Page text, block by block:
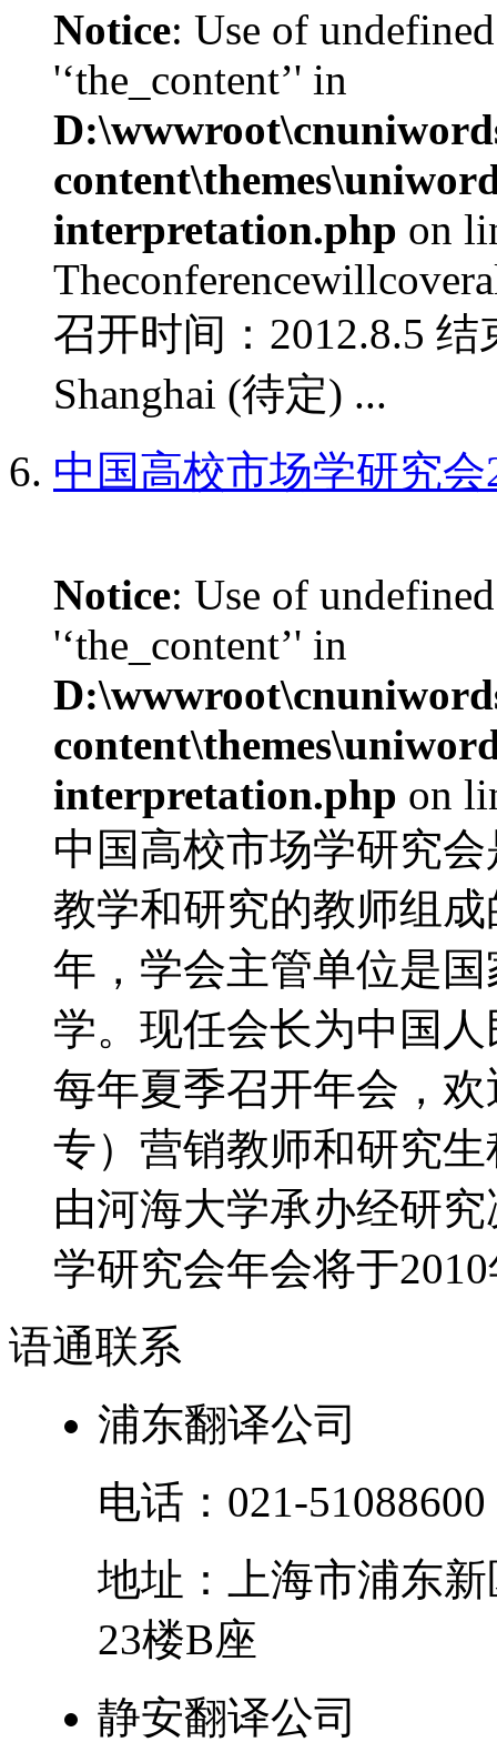
Notice: Use of
'‘the_content’' in
interpretation.php on
召开时间：2012.8.5
Shanghai (待定) ...
中国高校市场学研究会
Notice: Use of
'‘the_content’' in
interpretation.php on
中国高校市场学研究
教学和研究的教师组
年，学会主管单位是
学。现任会长为中国
每年夏季召开年会，
专）营销教师和研究
由河海大学承办经研
学研究会年会将于
语通联系
浦东翻译公司
电话： 021-51088600
地址：
上海市浦东新
23楼B座
静安翻译公司